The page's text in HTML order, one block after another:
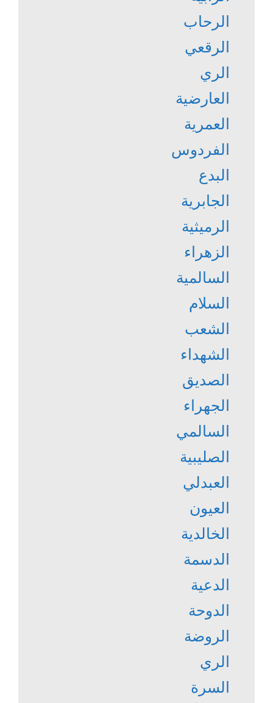
الرحاب
الرقعي
الري
العارضية
العمرية
الفردوس
البدع
الجابرية
الرميثية
الزهراء
السالمية
السلام
الشعب
الشهداء
الصديق
الجهراء
السالمي
الصليبية
العبدلي
العيون
الخالدية
الدسمة
الدعية
الدوحة
الروضة
الري
السرة